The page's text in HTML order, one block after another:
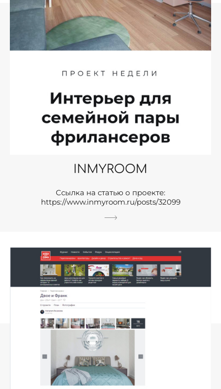
INMYROOM
Ссылка на статью о проекте:
https://www.inmyroom.ru/posts/32099